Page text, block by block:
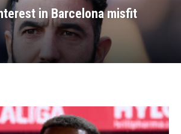
in Barcelona misfit